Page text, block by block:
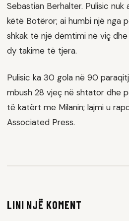
Sebastian Berhalter. Pulisic
këtë Botëror; ai humbi një nga
shkak të një dëmtimi në viç
dy takime të tjera.
Pulisic ka 30 gola në 90
mbush 28 vjeç në shtator dhe
të katërt me Milanin; lajmi u
Associated Press.
LINI NJË KOMENT